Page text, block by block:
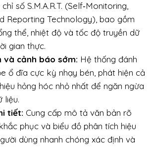
số S.M.A.R.T. (Self‑Monitoring,
Reporting Technology), bao gồm
thể, nhiệt độ và tốc độ truyền dữ
gian thực.
và cảnh báo sớm: Hệ thống đánh
ổ đĩa cực kỳ nhạy bén, phát hiện cả
hỏng hóc nhỏ nhất để ngăn ngừa
liệu.
tiết: Cung cấp mô tả văn bản rõ
phục và biểu đồ phân tích hiệu
dùng nhanh chóng xác định và